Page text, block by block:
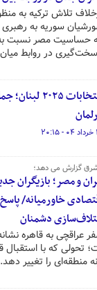
تلاش ترکیه به
سوریه به رهبری
حساسیت مصر نسبت
سخت‌گیری در روابط
انتخابات
گزارش می دهد؛
و مصر؛ بازیگران
خاورمیانه/ پاسخ
دشمنان
عراقچی به قاهره
تحولی که با استقبال
منطقه‌ای را تغییر دهد.